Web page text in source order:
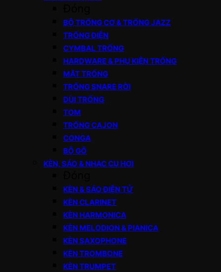
BỘ TRỐNG CƠ & TRỐNG JAZZ
TRỐNG ĐIỆN
CYMBAL TRỐNG
HARDWARE & PHỤ KIỆN TRỐNG
MẶT TRỐNG
TRỐNG SNARE RỜI
DÙI TRỐNG
TOM
TRỐNG CAJON
CONGA
BỘ GÕ
KÈN, SÁO & NHẠC CỤ HƠI
KÈN & SÁO ĐIỆN TỬ
KÈN CLARINET
KÈN HARMONICA
KÈN MELODION & PIANICA
KÈN SAXOPHONE
KÈN TROMBONE
KÈN TRUMPET